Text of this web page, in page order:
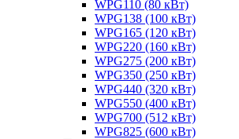
WPG110 (80 кВт)
WPG138 (100 кВт)
WPG165 (120 кВт)
WPG220 (160 кВт)
WPG275 (200 кВт)
WPG350 (250 кВт)
WPG440 (320 кВт)
WPG550 (400 кВт)
WPG700 (512 кВт)
WPG825 (600 кВт)